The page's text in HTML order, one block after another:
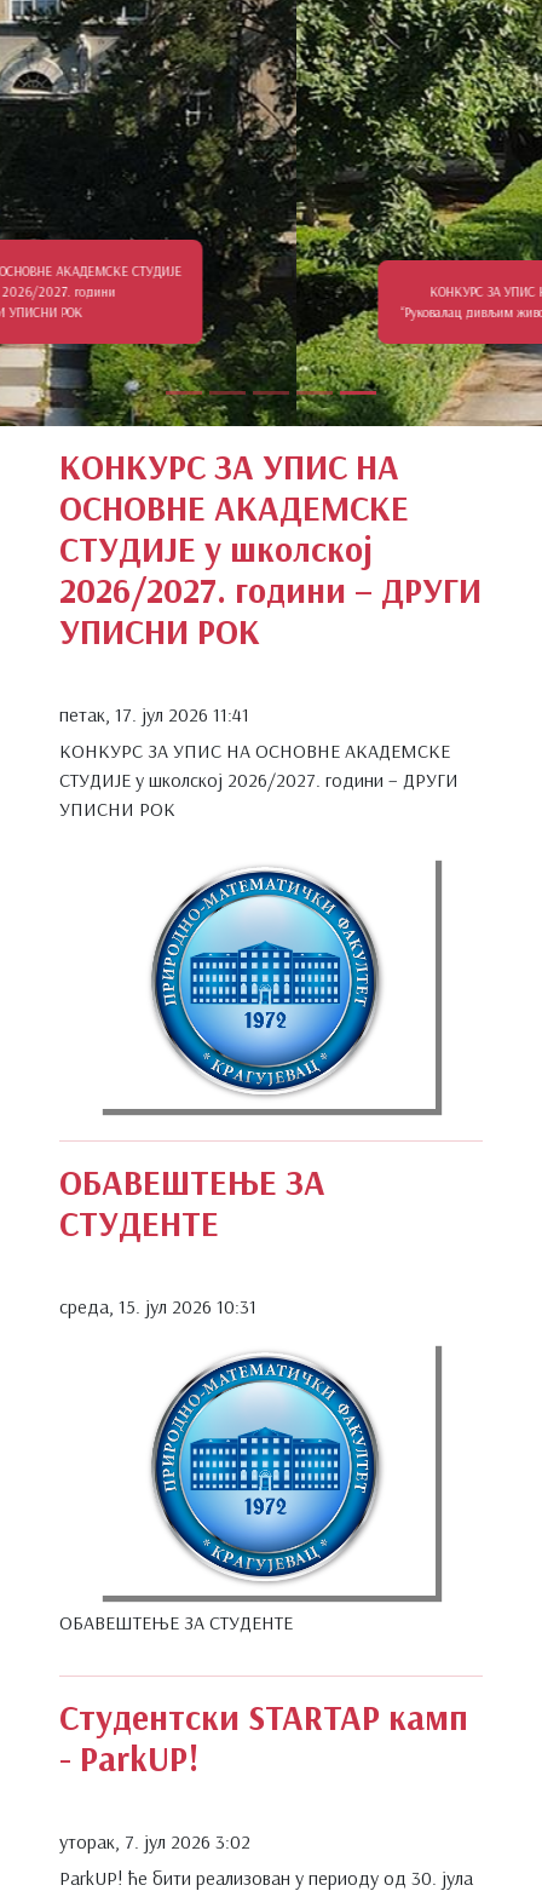
КОНКУРС ЗА УПИС НА КРАТКИ ПРОГРАМ СТУДИЈА
“Руковалац дивљим животињама у специфичним условима“
КОНКУРС ЗА УПИС НА
ОСНОВНЕ АКАДЕМСКЕ
СТУДИЈЕ у школској
2026/2027. години – ДРУГИ
УПИСНИ РОК
петак, 17. јул 2026 11:41
КОНКУРС ЗА УПИС НА ОСНОВНЕ АКАДЕМСКЕ
СТУДИЈЕ у школској 2026/2027. години – ДРУГИ
УПИСНИ РОК
ОБАВЕШТЕЊЕ ЗА
СТУДЕНТЕ
среда, 15. јул 2026 10:31
ОБАВЕШТЕЊЕ ЗА СТУДЕНТЕ
Студентски STARTAP камп
- ParkUP!
уторак, 7. јул 2026 3:02
ParkUP! ће бити реализован у периоду од 30. јула